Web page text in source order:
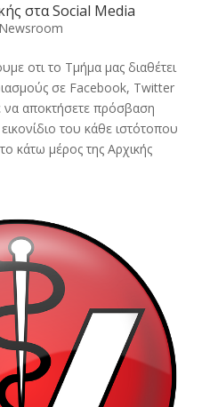
στα Social Media
Newsroοm
οτι το Τμήμα μας διαθέτει
σε Facebook, Twitter
να αποκτήσετε πρόσβαση
του κάθε ιστότοπου
κάτω μέρος της Αρχικής